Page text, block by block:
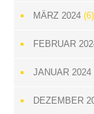
MÄRZ 2024 (6)
FEBRUAR
JANUAR 2024
DEZEMBER